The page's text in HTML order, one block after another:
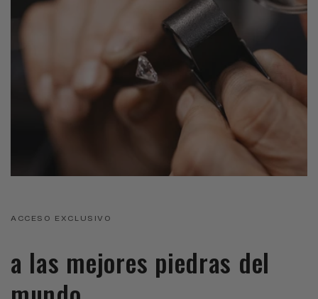
ACCESO EXCLUSIVO
a las mejores piedras del